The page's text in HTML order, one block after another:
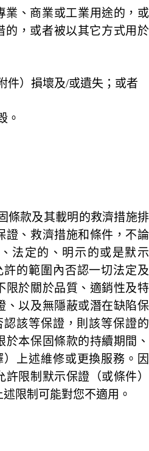
業、商業或工業用途的，或
的，或者被以其它方式用於
件）損壞及/或遺失；或者
。
條款及其載明的救濟措施排
證、救濟措施和條件，不論
法定的、明示的或是默示
許的範圍內否認一切法定及
限於關於品質、適銷性及特
、以及無隱蔽或潛在缺陷保
認該等保證，則該等保證的
於本保固條款的持續期間、
）上述維修或更換服務。因
限制默示保證（或條件）
限制可能對您不適用。